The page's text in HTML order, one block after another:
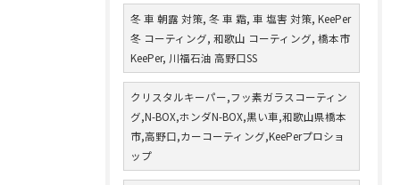
冬 車 朝露 対策, 冬 車 霜, 車 塩害 対策, KeePer
冬 コーティング, 和歌山 コーティング, 橋本市
KeePer, 川福石油 高野口SS
クリスタルキーパー,フッ素ガラスコーティン
グ,N-BOX,ホンダN-BOX,黒い車,和歌山県橋本
市,高野口,カーコーティング,KeePerプロショ
ップ